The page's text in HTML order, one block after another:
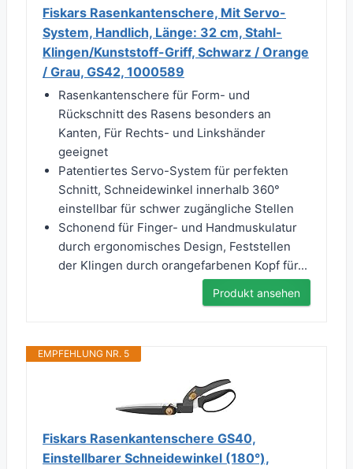
Fiskars Rasenkantenschere, Mit Servo-
System, Handlich, Länge: 32 cm, Stahl-
Klingen/Kunststoff-Griff, Schwarz / Orange
/ Grau, GS42, 1000589
Rasenkantenschere für Form- und
Rückschnitt des Rasens besonders an
Kanten, Für Rechts- und Linkshänder
geeignet
Patentiertes Servo-System für perfekten
Schnitt, Schneidewinkel innerhalb 360°
einstellbar für schwer zugängliche Stellen
Schonend für Finger- und Handmuskulatur
durch ergonomisches Design, Feststellen
der Klingen durch orangefarbenen Kopf für...
Produkt ansehen
EMPFEHLUNG NR. 5
Fiskars Rasenkantenschere GS40,
Einstellbarer Schneidewinkel (180°),